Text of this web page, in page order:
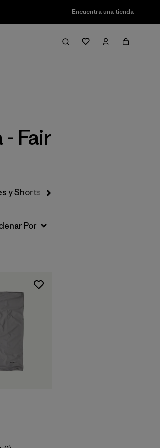
Encuentra una tienda
Filter & Sort
Fair
y Shorts
a la